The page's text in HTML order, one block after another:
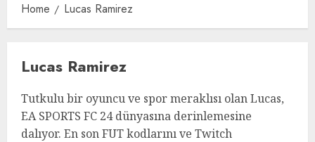
Home Lucas Ramirez
Lucas Ramirez
Tutkulu bir oyuncu ve spor meraklısı olan Lucas,
EA SPORTS FC 24 dünyasına derinlemesine
dalıyor. En son FUT kodlarını ve Twitch